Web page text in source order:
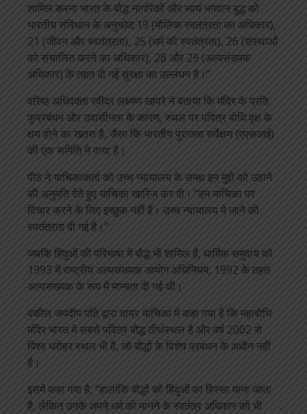
शामिल करना भारत के बौद्ध नागरिकों और स्वयं भगवान बुद्ध को
भारतीय संविधान के अनुच्छेद 19 (मौलिक स्वतंत्रता का अधिकार),
21 (जीवन और स्वतंत्रता), 25 (धर्म की स्वतंत्रता), 26 (संस्थाओं
को संचालित करने का अधिकार), 28 और 29 (अल्पसंख्यक
अधिकार) के तहत दी गई सुरक्षा का उल्लंघन है।”
वरिष्ठ अधिवक्ता रवींद्र लक्ष्मण खापरे ने बताया कि मंदिर के प्रति
कुप्रबंधन और उदासीनता के कारण, स्थल पर पवित्र बोधि वृक्ष के
क्षय होने का खतरा है, जैसा कि भारतीय पुरातत्व सर्वेक्षण (एएसआई)
की एक समिति ने पाया है।
पीठ ने याचिकाकर्ता को उच्च न्यायालय के समक्ष इन मुद्दों को उठाने
की अनुमति देते हुए याचिका खारिज कर दी। “हम याचिका पर
विचार करने के लिए इच्छुक नहीं हैं। उच्च न्यायालय में जाने की
स्वतंत्रता दी गई है।”
जबकि हिंदुओं की परिभाषा में बौद्ध भी शामिल हैं, धार्मिक समुदाय को
1993 में राष्ट्रीय अल्पसंख्यक आयोग अधिनियम, 1992 के तहत
अल्पसंख्यक के रूप में मान्यता दी गई थी।
वकील जयदीप पति द्वारा दायर याचिका में कहा गया है कि महाबोधि
मंदिर भारत में सबसे पवित्र बौद्ध तीर्थस्थल है और वर्ष 2002 से
विश्व धरोहर स्थल भी है, जो बौद्धों के विशेष प्रबंधन के अधीन नहीं
है।
इसमें कहा गया है, “हालांकि बौद्धों को हिंदुओं का हिस्सा माना जाता
है, लेकिन उनके अपने धर्म को मानने के स्वतंत्र अधिकार को भी